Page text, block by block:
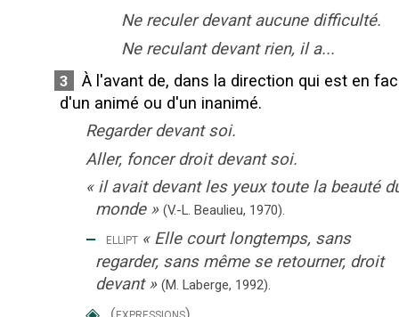
Ne reculer devant aucune difficulté.
Ne reculant devant rien, il a...
3
À l'avant de, dans la direction qui est en
d'un animé ou d'un inanimé.
Regarder devant soi.
Aller, foncer droit devant soi.
« il avait devant les yeux toute la beauté
monde » (V.-L. Beaulieu, 1970).
‒ ellipt « Elle court longtemps, sans
regarder, sans même se retourner, droit
devant » (M. Laberge, 1992).
(expressions)